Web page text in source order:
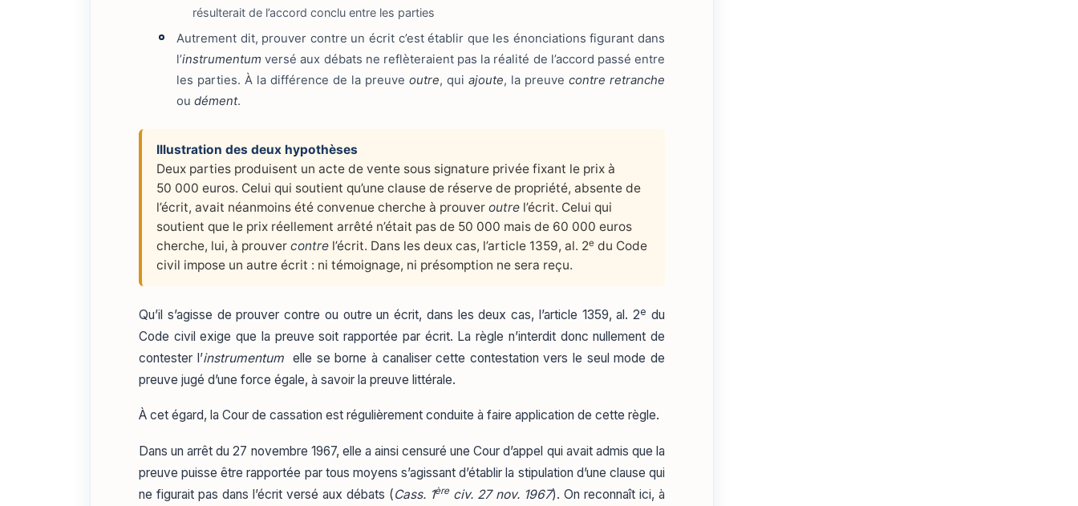
résulterait de l’accord conclu entre les parties
Autrement dit, prouver contre un écrit c’est établir que les énonciations figurant dans
l’instrumentum versé aux débats ne reflèteraient pas la réalité de l’accord passé entre
les parties. À la différence de la preuveoutre, quiajoute, la preuvecontre retranche
oudément.
Illustration des deux hypothèses
Deux parties produisent un acte de vente sous signature privée fixant le prix à
50 000 euros. Celui qui soutient qu’une clause de réserve de propriété, absente de
l’écrit, avait néanmoins été convenue cherche à prouver outre l’écrit. Celui qui
soutient que le prix réellement arrêté n’était pas de 50 000 mais de 60 000 euros
cherche, lui, à prouver contre l’écrit. Dans les deux cas, l’article 1359, al. 2e du Code
civil impose un autre écrit : ni témoignage, ni présomption ne sera reçu.
Qu’il s’agisse de prouver contre ou outre un écrit, dans les deux cas, l’article 1359, al. 2e du
Code civil exige que la preuve soit rapportée par écrit. La règle n’interdit donc nullement de
contester l’instrumentumelle se borne à canaliser cette contestation vers le seul mode de
preuve jugé d’une force égale, à savoir la preuve littérale.
À cet égard, la Cour de cassation est régulièrement conduite à faire application de cette règle.
Dans un arrêt du 27 novembre 1967, elle a ainsi censuré une Cour d’appel qui avait admis que la
preuve puisse être rapportée par tous moyens s’agissant d’établir la stipulation d’une clause qui
ne figurait pas dans l’écrit versé aux débats (Cass. 1èreciv. 27 nov. 1967). On reconnaît ici, à